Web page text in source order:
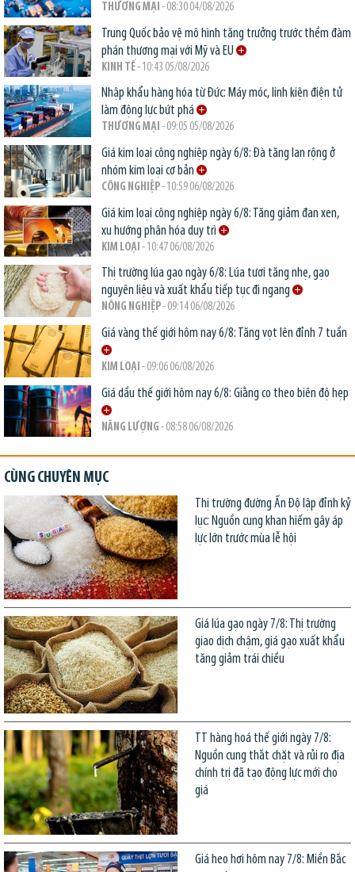
THƯƠNG MẠI - 08:30 04/08/2026
Trung Quốc bảo vệ mô hình tăng trưởng trước thềm đàm
phán thương mại với Mỹ và EU
KINH TẾ- 10:43 05/08/2026
Nhập khẩu hàng hóa từ Đức: Máy móc, linh kiện điện tử
làm động lực bứt phá
THƯƠNG MẠI - 09:05 05/08/2026
Giá kim loại công nghiệp ngày 6/8: Đà tăng lan rộng ở
nhóm kim loại cơ bản
CÔNG NGHIỆP- 10:59 06/08/2026
Giá kim loại công nghiệp ngày 6/8: Tăng giảm đan xen,
xu hướng phân hóa duy trì
KIM LOẠI - 10:47 06/08/2026
Thị trường lúa gạo ngày 6/8: Lúa tươi tăng nhẹ, gạo
nguyên liệu và xuất khẩu tiếp tục đi ngang
NÔNG NGHIỆP- 09:14 06/08/2026
Giá vàng thế giới hôm nay 6/8: Tăng vọt lên đỉnh 7 tuần
KIM LOẠI - 09:06 06/08/2026
Giá dầu thế giới hôm nay 6/8: Giằng co theo biên độ hẹp
NĂNG LƯỢNG - 08:58 06/08/2026
CÙNG CHUYÊN MỤC
Thị trường đường Ấn Độ lập đỉnh kỷ
lục: Nguồn cung khan hiếm gây áp
lực lớn trước mùa lễ hội
Giá lúa gạo ngày 7/8: Thị trường
giao dịch chậm, giá gạo xuất khẩu
tăng giảm trái chiều
TT hàng hoá thế giới ngày 7/8:
Nguồn cung thắt chặt và rủi ro địa
chính trị đã tạo động lực mới cho
giá
Giá heo hơi hôm nay 7/8: Miền Bắc